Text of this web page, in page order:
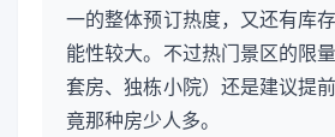
一的整体预订热度，又还有库
能性较大。不过热门景区的限
套房、独栋小院）还是建议提
竟那种房少人多。